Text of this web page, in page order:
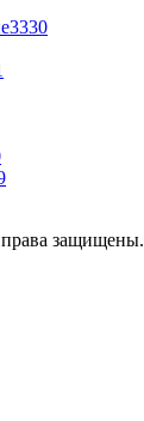
3330
защищены.